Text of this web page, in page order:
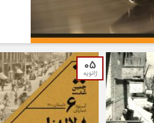
05
ژانویه